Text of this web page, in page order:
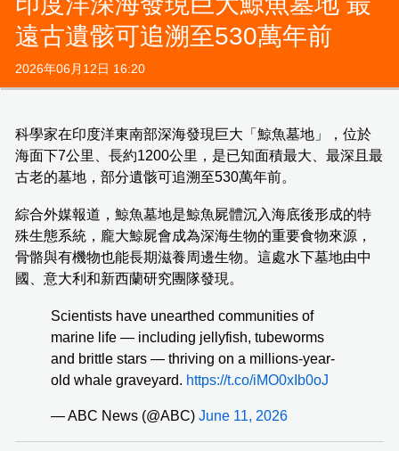
遠古遺骸可追溯至530萬年前
2026年06月12日 16:20
科學家在印度洋東南部深海發現巨大「鯨魚墓地」，位於
海面下7公里、長約1200公里，是已知面積最大、最深且最
古老的墓地，部分遺骸可追溯至530萬年前。
綜合外媒報道，鯨魚墓地是鯨魚屍體沉入海底後形成的特
殊生態系統，龐大鯨屍會成為深海生物的重要食物來源，
骨骼與有機物也能長期滋養周邊生物。這處水下墓地由中
國、意大利和新西蘭研究團隊發現。
Scientists have unearthed communities of
marine life — including jellyfish, tubeworms
and brittle stars — thriving on a millions-year-
old whale graveyard. https://t.co/iMO0xIb0oJ
— ABC News (@ABC) June 11, 2026